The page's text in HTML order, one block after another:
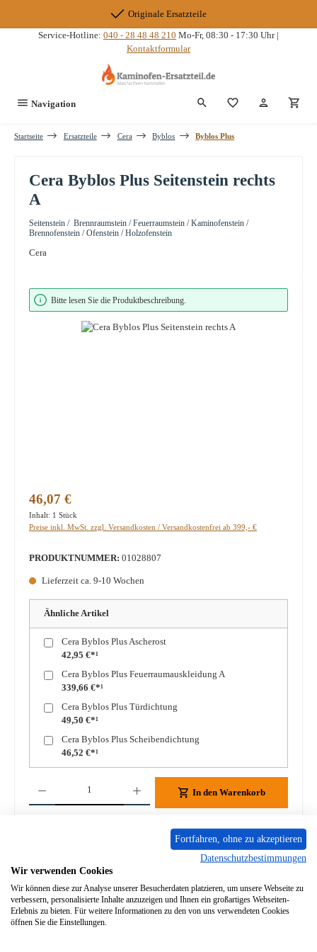
Originale Ersatzteile
Service-Hotline: 040 - 28 48 48 210 Mo-Fr, 08:30 - 17:30 Uhr |
Kontaktformular
Navigation Du hast 0
Startseite Ersatzteile Cera Byblos Byblos Plus
Cera Byblos Plus Seitenstein rechts
A
Seitenstein / Brennraumstein / Feuerraumstein / Kaminofenstein /
Brennofenstein / Ofenstein / Holzofenstein
Cera
Bildergalerie überspringen
Bitte lesen Sie die Produktbeschreibung.
Regulärer Preis:
46,07 €
Inhalt: 1 Stück
Preise inkl. MwSt. zzgl. Versandkosten / Versandkostenfrei ab 399,- €
PRODUKTNUMMER: 01028807
Lieferzeit ca. 9-10 Wochen
Ähnliche Artikel
Cera Byblos Plus Ascherost
42,95 €*¹
Cera Byblos Plus Feuerraumauskleidung A
339,66 €*¹
Cera Byblos Plus Türdichtung
49,50 €*¹
Cera Byblos Plus Scheibendichtung
46,52 €*¹
In den Warenkorb
Fortfahren, ohne zu akzeptieren
Datenschutzbestimmungen
Wir verwenden Cookies
Wir können diese zur Analyse unserer Besucherdaten platzieren, um unsere Webseite zu
verbessern, personalisierte Inhalte anzuzeigen und Ihnen ein großartiges Webseiten-
Erlebnis zu bieten. Für weitere Informationen zu den von uns verwendeten Cookies
öffnen Sie die Einstellungen.